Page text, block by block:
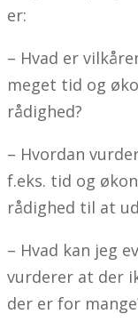
er:
– Hvad er
meget tid og
rådighed?
– Hvordan
f.eks. tid og
rådighed til at
– Hvad kan jeg
vurderer at der
der er for